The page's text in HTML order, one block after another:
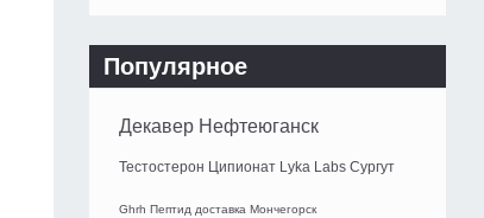
Популярное
Декавер Нефтеюганск
Тестостерон Ципионат Lyka Labs Сургут
Ghrh Пептид доставка Мончегорск